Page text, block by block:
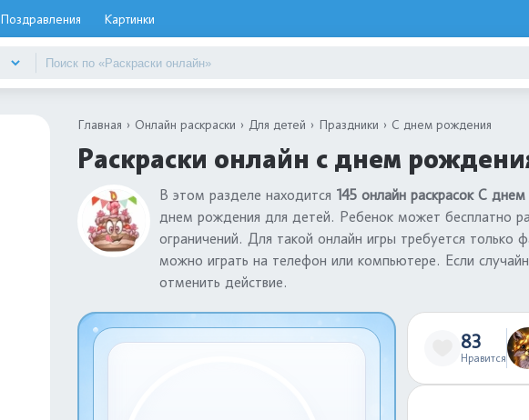
Поздравления Картинки
Главная Онлайн раскраски Для детей Праздники С днем рождения
Раскраски онлайн с днем
В этом разделе находится 145 онлайн раскрасок С
днем рождения для детей. Ребенок может бесплатно
ограничений. Для такой онлайн игры требуется
можно играть на телефон или компьютере. Если
отменить действие.
83
Нравится